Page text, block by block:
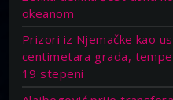
okeanom
Prizori iz Njemačke kao
centimetara grada,
19 stepeni